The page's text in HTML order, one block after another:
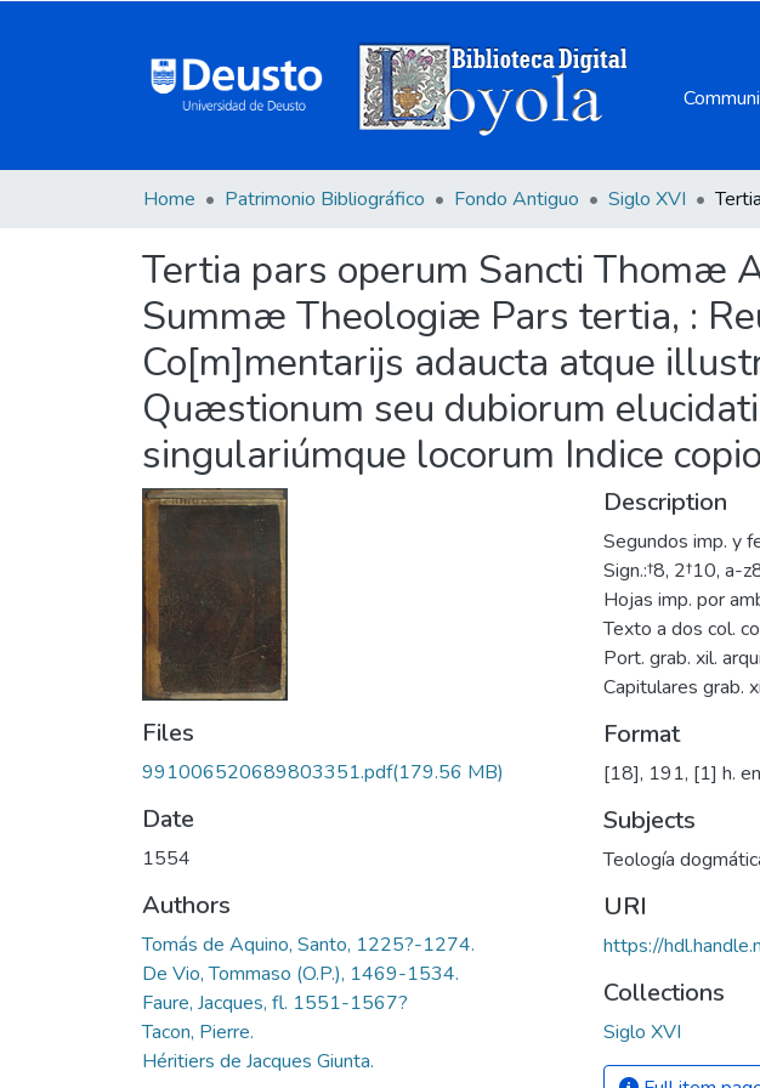
Home Patrimonio Bibliográfico Fondo Antiguo Siglo XVI
Tertia pars operum Sancti Thomæ
Summæ Theologiæ Pars tertia, :
Co[m]mentarijs adaucta atque
Quæstionum seu dubiorum
singulariúmque locorum Indice
Files
991006520689803351.pdf(179.56 MB)
Date
1554
Authors
Tomás de Aquino, Santo, 1225?-1274.
De Vio, Tommaso (O.P.), 1469-1534.
Faure, Jacques, fl. 1551-1567?
Tacon, Pierre.
Héritiers de Jacques Giunta.
Description
Segundos imp. y
Sign.:†8, 2†10, a-
Hojas imp. por
Texto a dos col.
Port. grab. xil.
Capitulares grab.
Format
[18], 191, [1] h.
Subjects
Teología
URI
https://
Collections
Siglo XVI